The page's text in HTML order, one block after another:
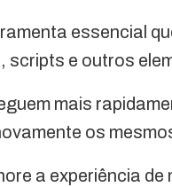
essencial
scripts e outros
mais
os
a experiência